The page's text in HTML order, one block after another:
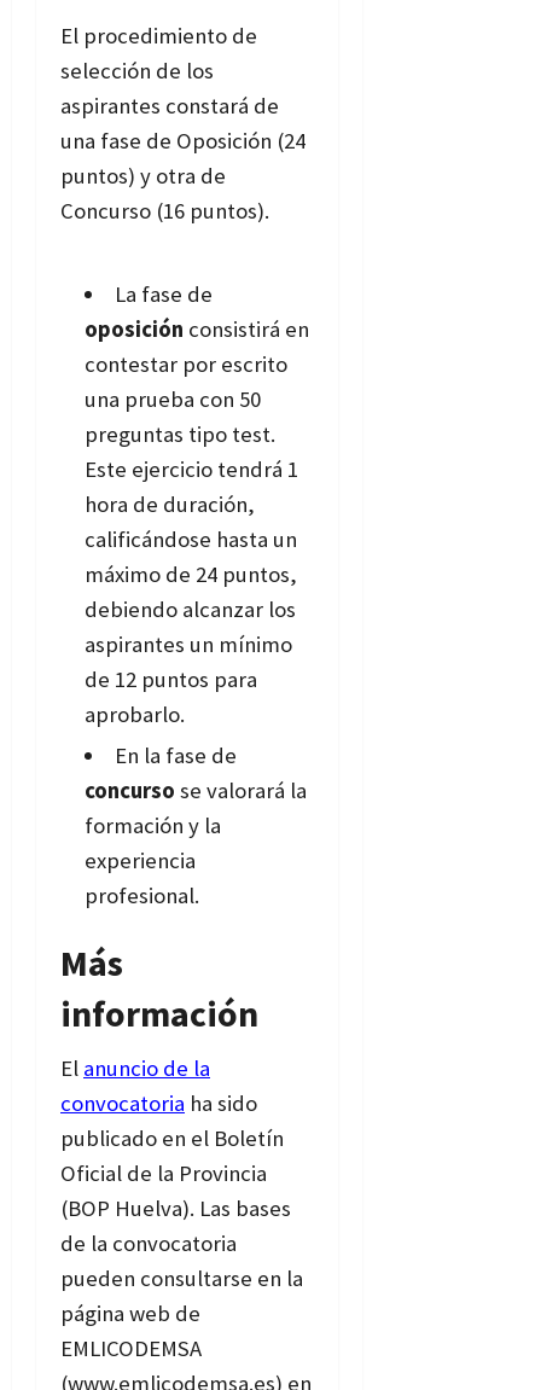
El procedimiento de
selección de los
aspirantes constará de
una fase de Oposición (24
puntos) y otra de
Concurso (16 puntos).
La fase de
oposición consistirá en
contestar por escrito
una prueba con 50
preguntas tipo test.
Este ejercicio tendrá 1
hora de duración,
calificándose hasta un
máximo de 24 puntos,
debiendo alcanzar los
aspirantes un mínimo
de 12 puntos para
aprobarlo.
En la fase de
concurso se valorará la
formación y la
experiencia
profesional.
Más
información
El anuncio de la
convocatoria ha sido
publicado en el Boletín
Oficial de la Provincia
(BOP Huelva). Las bases
de la convocatoria
pueden consultarse en la
página web de
EMLICODEMSA
(www.emlicodemsa.es) en